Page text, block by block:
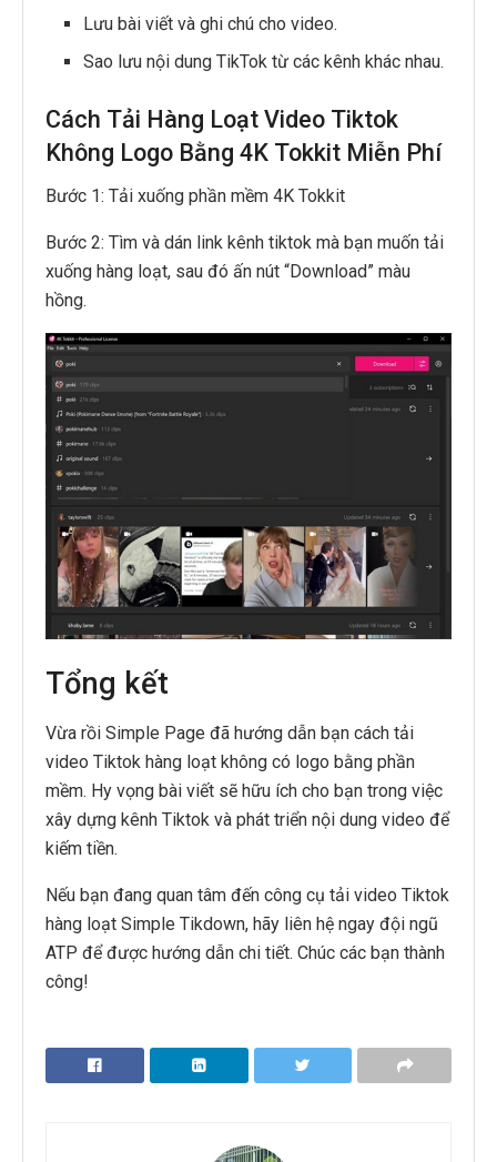
Lưu bài viết và ghi chú cho video.
Sao lưu nội dung TikTok từ các kênh khác nhau.
Cách Tải Hàng Loạt Video Tiktok
Không Logo Bằng 4K Tokkit Miễn Phí
Bước 1: Tải xuống phần mềm 4K Tokkit
Bước 2: Tìm và dán link kênh tiktok mà bạn muốn tải
xuống hàng loạt, sau đó ấn nút “Download” màu
hồng.
Tổng kết
Vừa rồi Simple Page đã hướng dẫn bạn cách tải
video Tiktok hàng loạt không có logo bằng phần
mềm. Hy vọng bài viết sẽ hữu ích cho bạn trong việc
xây dựng kênh Tiktok và phát triển nội dung video để
kiếm tiền.
Nếu bạn đang quan tâm đến công cụ tải video Tiktok
hàng loạt Simple Tikdown, hãy liên hệ ngay đội ngũ
ATP để được hướng dẫn chi tiết. Chúc các bạn thành
công!